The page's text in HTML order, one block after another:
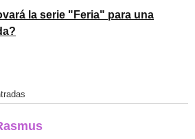
la serie "Feria" para una